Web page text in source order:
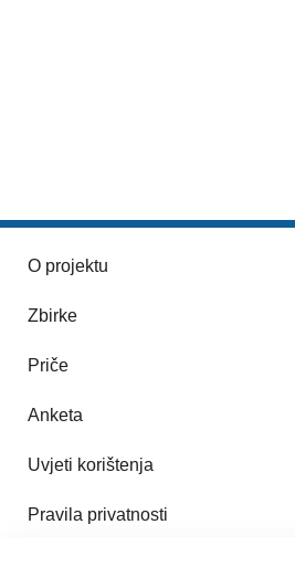
O projektu
Zbirke
Priče
Anketa
Uvjeti korištenja
Pravila privatnosti